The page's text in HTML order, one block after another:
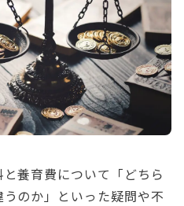
養育費について「どちら
のか」といった疑問や不